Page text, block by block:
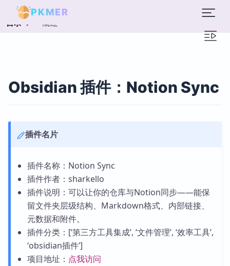
PKMER
目录 概述
Obsidian 插件：Notion Sync
插件名片
插件名称：Notion Sync
插件作者：sharkello
插件说明：可以让你的仓库与Notion同步——能保
留文件夹层级结构、Markdown格式、内部链接、
元数据和附件。
插件分类：[‘第三方工具集成’, ‘文件管理’, ‘效率工具’,
‘obsidian插件’]
项目地址： 点我访问